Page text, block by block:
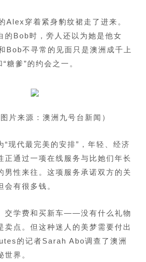
Alex穿着紧身豹纹裙走了进来。
的Bob时，旁人还以为她是他女
Bob不寻常的见面只是澳洲成千上
糖爹”的约会之一。
片来源：澳洲九号台新闻）
“现代最完美的安排”，年轻、经济
正通过一项在线服务与比她们年长
男性来往。这项服务承诺双方的关
会有很多钱。
交学费和买新车——没有什么礼物
卖点。但这种迷人的美梦需要付出
的记者Sarah Abo调查了澳洲
世界。